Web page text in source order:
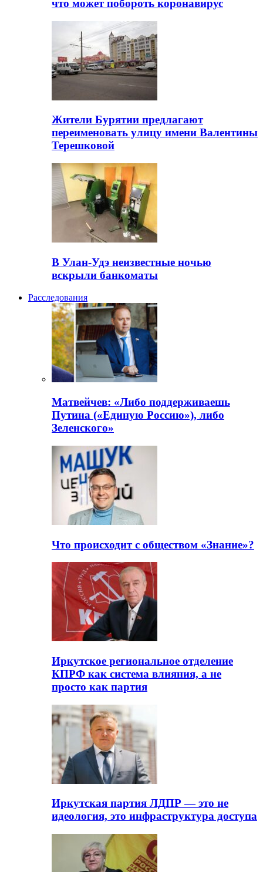
что может побороть коронавирус
Жители Бурятии предлагают
переименовать улицу имени Валентины
Терешковой
В Улан-Удэ неизвестные ночью
вскрыли банкоматы
Расследования
Матвейчев: «Либо поддерживаешь
Путина («Единую Россию»), либо
Зеленского»
Что происходит с обществом «Знание»?
Иркутское региональное отделение
КПРФ как система влияния, а не
просто как партия
Иркутская партия ЛДПР — это не
идеология, это инфраструктура доступа